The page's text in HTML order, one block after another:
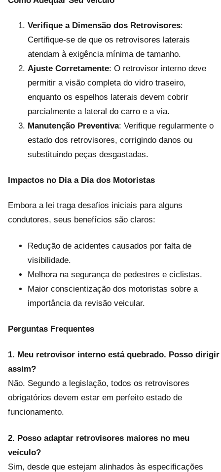
Verifique a Dimensão dos Retrovisores:
Certifique-se de que os retrovisores laterais
atendam à exigência mínima de tamanho.
Ajuste Corretamente: O retrovisor interno deve
permitir a visão completa do vidro traseiro,
enquanto os espelhos laterais devem cobrir
parcialmente a lateral do carro e a via.
Manutenção Preventiva: Verifique regularmente o
estado dos retrovisores, corrigindo danos ou
substituindo peças desgastadas.
Impactos no Dia a Dia dos Motoristas
Embora a lei traga desafios iniciais para alguns
condutores, seus benefícios são claros:
Redução de acidentes causados por falta de
visibilidade.
Melhora na segurança de pedestres e ciclistas.
Maior conscientização dos motoristas sobre a
importância da revisão veicular.
Perguntas Frequentes
1. Meu retrovisor interno está quebrado. Posso dirigir
assim?
Não. Segundo a legislação, todos os retrovisores
obrigatórios devem estar em perfeito estado de
funcionamento.
2. Posso adaptar retrovisores maiores no meu
veículo?
Sim, desde que estejam alinhados às especificações